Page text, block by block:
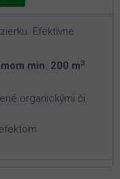
Efektívne
min. 200 m3
organickými či